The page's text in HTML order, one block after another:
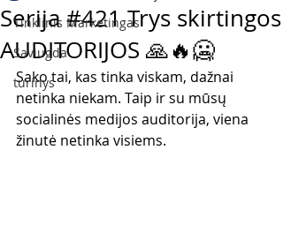
Tinklinis Marketingas
Saviugda
turinys
Serija #421 Trys skirtingos
AUDITORIJOS 🙏🔥🥶
Sako tai, kas tinka viskam, dažnai
netinka niekam. Taip ir su mūsų
socialinės medijos auditorija, viena
žinutė netinka visiems.